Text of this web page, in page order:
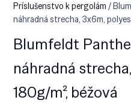
Príslušenstvo k pergolám /
náhradná strecha, 3x6m,
Blumfeldt
náhradná
180g/m², béžová